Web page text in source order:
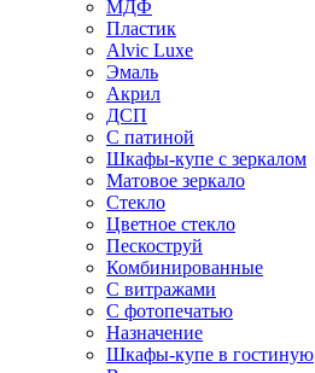
МДФ
Пластик
Alvic Luxe
Эмаль
Акрил
ДСП
С патиной
Шкафы-купе с зеркалом
Матовое зеркало
Стекло
Цветное стекло
Пескоструй
Комбинированные
С витражами
С фотопечатью
Назначение
Шкафы-купе в гостиную